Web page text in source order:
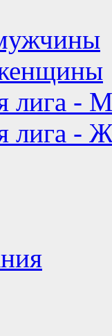
лига -
лига -